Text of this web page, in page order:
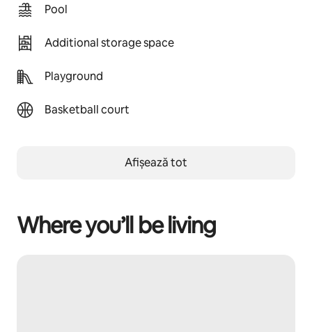
Pool
Additional storage space
Playground
Basketball court
Afișează tot
Where you’ll be living